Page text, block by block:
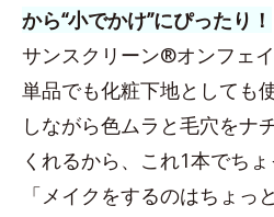
から“小でかけ”にぴったり！
サンスクリーン®オンフェイ
単品でも化粧下地としても
しながら色ムラと毛穴をナ
くれるから、これ1本でちょ
「メイクをするのはちょっ